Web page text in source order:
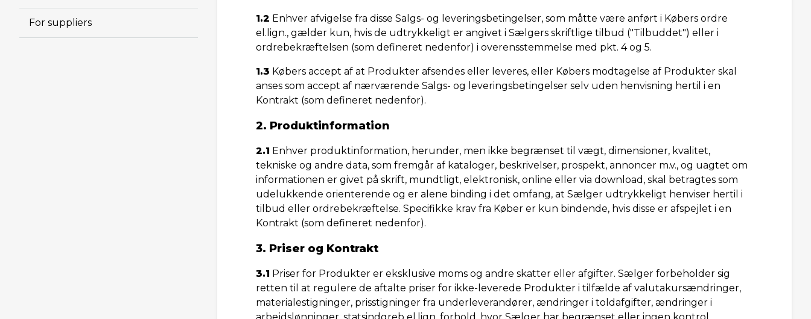
For suppliers 1.2 Enhver afvigelse fra disse Salgs- og leveringsbetingelser, som måtte være anført i Købers ordre
el.lign., gælder kun, hvis de udtrykkeligt er angivet i Sælgers skriftlige tilbud ("Tilbuddet") eller i
ordrebekræftelsen (som defineret nedenfor) i overensstemmelse med pkt. 4 og 5.
1.3 Købers accept af at Produkter afsendes eller leveres, eller Købers modtagelse af Produkter skal
anses som accept af nærværende Salgs- og leveringsbetingelser selv uden henvisning hertil i en
Kontrakt (som defineret nedenfor).
2. Produktinformation
2.1 Enhver produktinformation, herunder, men ikke begrænset til vægt, dimensioner, kvalitet,
tekniske og andre data, som fremgår af kataloger, beskrivelser, prospekt, annoncer m.v., og uagtet om
informationen er givet på skrift, mundtligt, elektronisk, online eller via download, skal betragtes som
udelukkende orienterende og er alene binding i det omfang, at Sælger udtrykkeligt henviser hertil i
tilbud eller ordrebekræftelse. Specifikke krav fra Køber er kun bindende, hvis disse er afspejlet i en
Kontrakt (som defineret nedenfor).
3. Priser og Kontrakt
3.1 Priser for Produkter er eksklusive moms og andre skatter eller afgifter. Sælger forbeholder sig
retten til at regulere de aftalte priser for ikke-leverede Produkter i tilfælde af valutakursændringer,
materialestigninger, prisstigninger fra underleverandører, ændringer i toldafgifter, ændringer i